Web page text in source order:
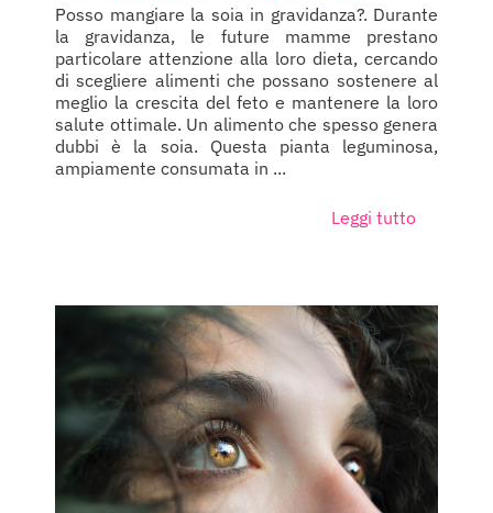
Posso mangiare la soia in gravidanza?. Durante
la gravidanza, le future mamme prestano
particolare attenzione alla loro dieta, cercando
di scegliere alimenti che possano sostenere al
meglio la crescita del feto e mantenere la loro
salute ottimale. Un alimento che spesso genera
dubbi è la soia. Questa pianta leguminosa,
ampiamente consumata in ...
Leggi tutto